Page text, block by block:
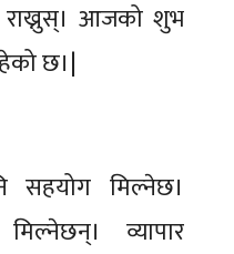
राख्नुस्। आजको शुभ
छ।|
सहयोग मिल्नेछ।
व्यापार